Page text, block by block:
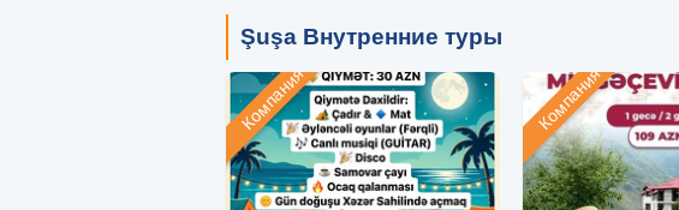
Şuşa Внутренние туры
Компания Компания